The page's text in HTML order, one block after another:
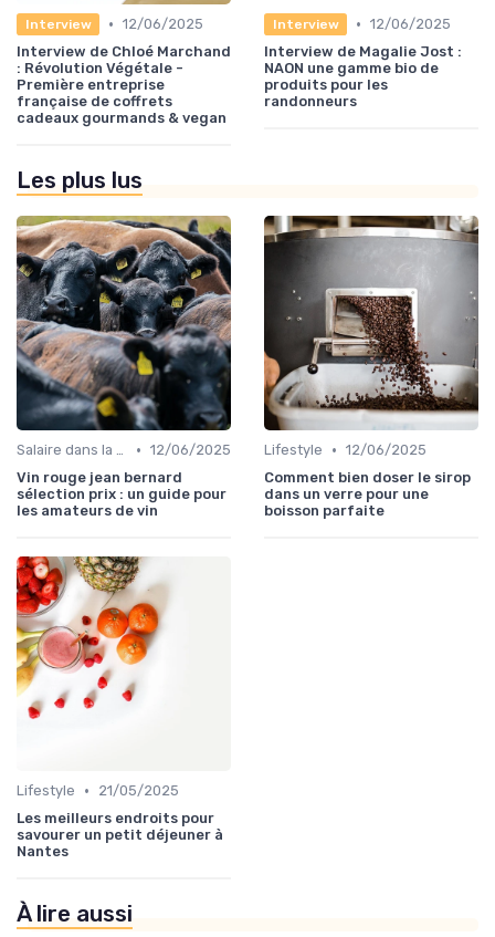
Interview • 12/06/2025
Interview de Chloé Marchand
: Révolution Végétale -
Première entreprise
française de coffrets
cadeaux gourmands & vegan
Interview • 12/06/2025
Interview de Magalie Jost :
NAON une gamme bio de
produits pour les
randonneurs
Les plus lus
Salaire dans la food • 12/06/2025
Vin rouge jean bernard
sélection prix : un guide pour
les amateurs de vin
Lifestyle • 12/06/2025
Comment bien doser le sirop
dans un verre pour une
boisson parfaite
Lifestyle •
21/05/2025
Les meilleurs endroits pour
savourer un petit déjeuner à
Nantes
À lire aussi